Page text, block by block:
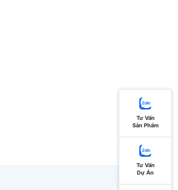
Tư Vấn
Sản Phẩm
Tư Vấn
Dự Án